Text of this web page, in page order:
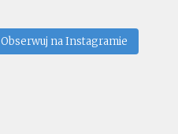
Obserwuj na Instagramie